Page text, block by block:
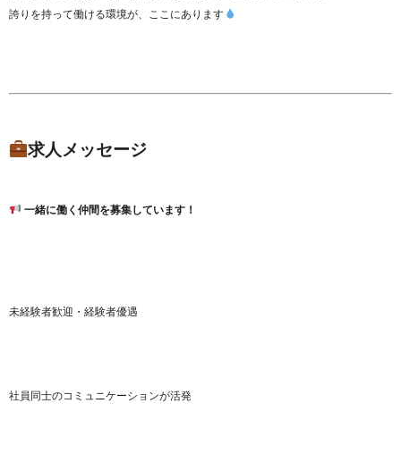
誇りを持って働ける環境が、ここにあります
求人メッセージ
一緒に働く仲間を募集しています！
未経験者歓迎・経験者優遇
社員同士のコミュニケーションが活発